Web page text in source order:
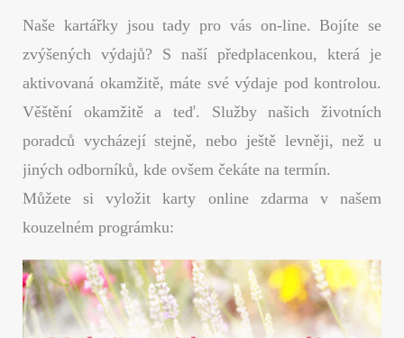
Naše kartářky jsou tady pro vás on-line. Bojíte se
zvýšených výdajů? S naší předplacenkou, která je
aktivovaná okamžitě, máte své výdaje pod kontrolou.
Věštění okamžitě a teď. Služby našich životních
poradců vycházejí stejně, nebo ještě levněji, než u
jiných odborníků, kde ovšem čekáte na termín.
Můžete si vyložit karty online zdarma v našem
kouzelném prográmku: